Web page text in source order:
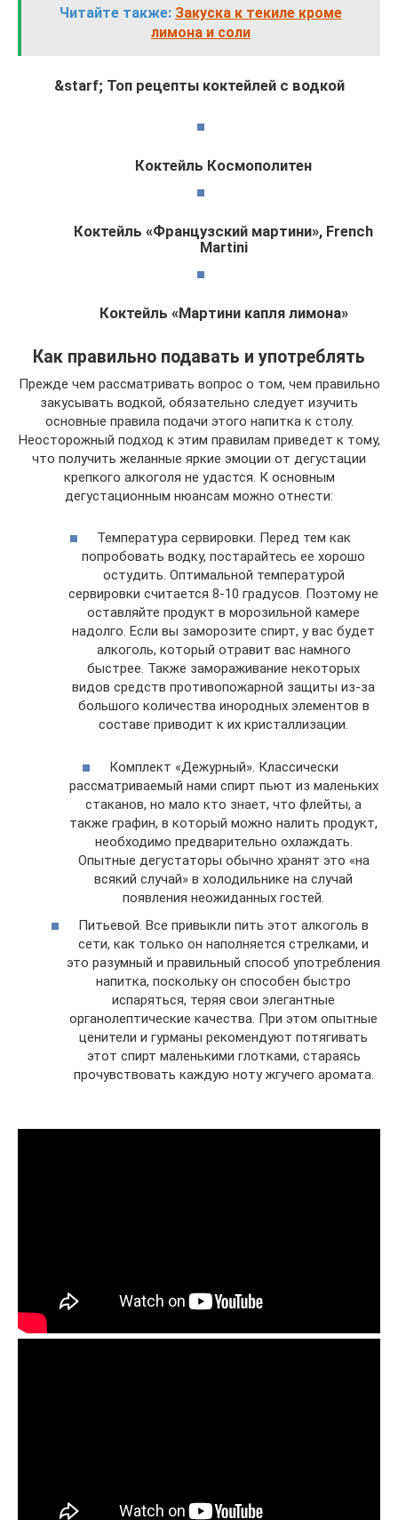
Читайте также: Закуска к текиле кроме
лимона и соли
&starf; Топ рецепты коктейлей с водкой
Коктейль Космополитен
Коктейль «Французский мартини», French
Martini
Коктейль «Мартини капля лимона»
Как правильно подавать и употреблять
Прежде чем рассматривать вопрос о том, чем правильно
закусывать водкой, обязательно следует изучить
основные правила подачи этого напитка к столу.
Неосторожный подход к этим правилам приведет к тому,
что получить желанные яркие эмоции от дегустации
крепкого алкоголя не удастся. К основным
дегустационным нюансам можно отнести:
Температура сервировки. Перед тем как
попробовать водку, постарайтесь ее хорошо
остудить. Оптимальной температурой
сервировки считается 8-10 градусов. Поэтому не
оставляйте продукт в морозильной камере
надолго. Если вы заморозите спирт, у вас будет
алкоголь, который отравит вас намного
быстрее. Также замораживание некоторых
видов средств противопожарной защиты из-за
большого количества инородных элементов в
составе приводит к их кристаллизации.
Комплект «Дежурный». Классически
рассматриваемый нами спирт пьют из маленьких
стаканов, но мало кто знает, что флейты, а
также графин, в который можно налить продукт,
необходимо предварительно охлаждать.
Опытные дегустаторы обычно хранят это «на
всякий случай» в холодильнике на случай
появления неожиданных гостей.
Питьевой. Все привыкли пить этот алкоголь в
сети, как только он наполняется стрелками, и
это разумный и правильный способ употребления
напитка, поскольку он способен быстро
испаряться, теряя свои элегантные
органолептические качества. При этом опытные
ценители и гурманы рекомендуют потягивать
этот спирт маленькими глотками, стараясь
прочувствовать каждую ноту жгучего аромата.